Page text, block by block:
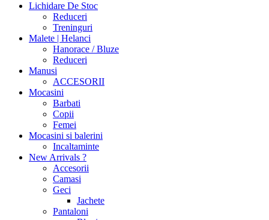
Lichidare De Stoc
Reduceri
Treninguri
Malete | Helanci
Hanorace / Bluze
Reduceri
Manusi
ACCESORII
Mocasini
Barbati
Copii
Femei
Mocasini si balerini
Incaltaminte
New Arrivals ?
Accesorii
Camasi
Geci
Jachete
Pantaloni